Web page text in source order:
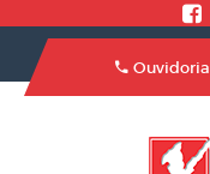
Ouvidoria